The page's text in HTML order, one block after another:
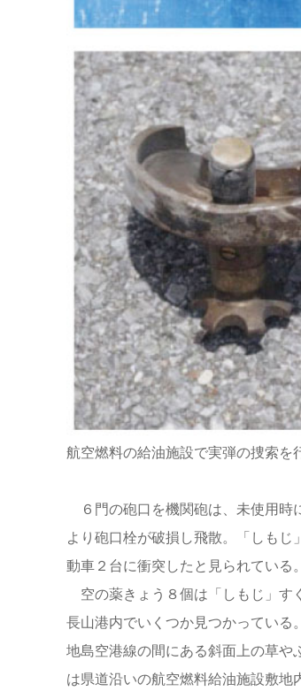
航空燃料の給油施設で実弾の捜索を
６門の砲口を機関砲は、未使用時
より砲口栓が破損し飛散。「しも
動車２台に衝突したと見られている。
空の薬きょう８個は「しもじ」す
長山港内でいくつか見つかっている
地島空港線の間にある斜面上の草や
は県道沿いの航空燃料給油施設敷地